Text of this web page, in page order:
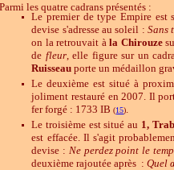
Parmi les quatre cadrans présentés :
Le premier de type Empire est
devise s'adresse au soleil : Sans
on la retrouvait àla Chirouze
de fleur , elle figure sur un
Ruisseau porte un médaillon
Le deuxième est situé à
joliment restauré en 2007. Il
fer forgé : 1733 IB(15)
Le troisième est situé au 1,
est effacée. Il s'agit
devise : Ne perdez point le
deuxième rajoutée après :Quel